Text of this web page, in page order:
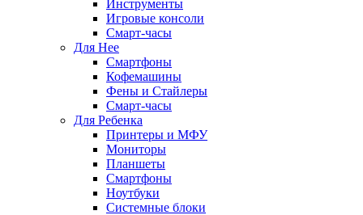
Инструменты
Игровые консоли
Смарт-часы
Для Нее
Смартфоны
Кофемашины
Фены и Стайлеры
Смарт-часы
Для Ребенка
Принтеры и МФУ
Мониторы
Планшеты
Смартфоны
Ноутбуки
Системные блоки